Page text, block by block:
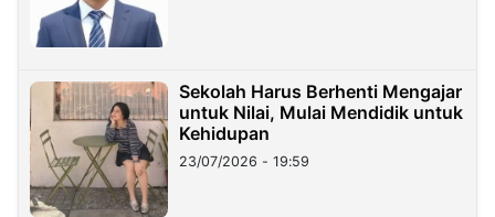
Sekolah Harus Berhenti Mengajar
untuk Nilai, Mulai Mendidik untuk
Kehidupan
23/07/2026 - 19:59